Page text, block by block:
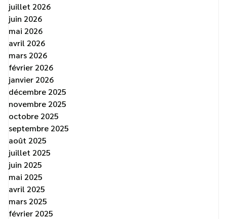
juillet 2026
juin 2026
mai 2026
avril 2026
mars 2026
février 2026
janvier 2026
décembre 2025
novembre 2025
octobre 2025
septembre 2025
août 2025
juillet 2025
juin 2025
mai 2025
avril 2025
mars 2025
février 2025